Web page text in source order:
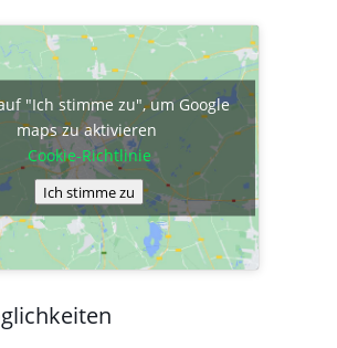
"Ich stimme zu", um Google
maps zu aktivieren
Cookie-Richtlinie
Ich stimme zu